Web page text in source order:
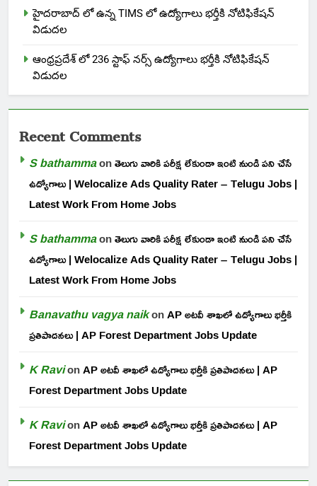
హైదరాబాద్ లో ఉన్న TIMS లో ఉద్యోగాలు భర్తీకి నోటిఫికేషన్
విడుదల
ఆంధ్రప్రదేశ్ లో 236 స్టాఫ్ నర్స్ ఉద్యోగాలు భర్తీకి నోటిఫికేషన్
విడుదల
Recent Comments
S bathammaonతెలుగు వారికి పరీక్ష లేకుండా ఇంటి నుండి పని చేసే
ఉద్యోగాలు | Welocalize Ads Quality Rater – Telugu Jobs |
Latest Work From Home Jobs
S bathammaonతెలుగు వారికి పరీక్ష లేకుండా ఇంటి నుండి పని చేసే
ఉద్యోగాలు | Welocalize Ads Quality Rater – Telugu Jobs |
Latest Work From Home Jobs
Banavathu vagya naikonAP అటవీ శాఖలో ఉద్యోగాలు భర్తీకి
ప్రతిపాదనలు | AP Forest Department Jobs Update
K RavionAP అటవీ శాఖలో ఉద్యోగాలు భర్తీకి ప్రతిపాదనలు | AP
Forest Department Jobs Update
K RavionAP అటవీ శాఖలో ఉద్యోగాలు భర్తీకి ప్రతిపాదనలు | AP
Forest Department Jobs Update